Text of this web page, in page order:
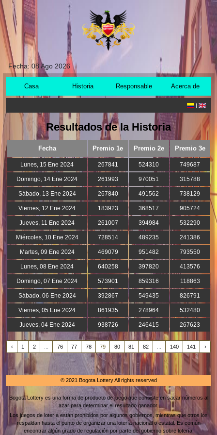
Fecha:08 Ago 2026
Casa Historia Responsable Acerca de
|
Resultados de la Historia
Fecha Premio 1e Premio 2e Premio 3e
Lunes, 15 Ene 2024 267841 524310 749687
Domingo, 14 Ene 2024 261993 970051 315788
Sábado, 13 Ene 2024 267840 491562 738129
Viernes, 12 Ene 2024 183923 368517 905724
Jueves, 11 Ene 2024 261007 394984 532290
Miércoles, 10 Ene 2024 728514 489235 241386
Martes, 09 Ene 2024 469079 951482 793550
Lunes, 08 Ene 2024 640258 397820 413576
Domingo, 07 Ene 2024 573901 859316 118863
Sábado, 06 Ene 2024 392867 549435 826791
Viernes, 05 Ene 2024 861935 278964 532480
Jueves, 04 Ene 2024 938726 246415 267623
‹ 1 2 76 77 78 79 80 81 82 140 141 ›
© 2021 Bogota Lottery All rights reserved
Bogota Lottery es una forma de producto de juego que consiste en sacar números al
azar para determinar el resultado ganador.
Los juegos de lotería están prohibidos por algunos gobiernos, mientras que otros los
respaldan hasta el punto de organizar una lotería nacional o estatal. Es común
encontrar algún grado de regulación por parte del gobierno sobre lotería.